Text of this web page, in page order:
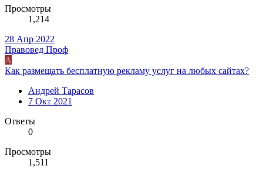
Просмотры
1,214
28 Апр 2022
Правовед Проф
A
Как размещать бесплатную рекламу услуг на любых сайтах?
Aндрей Тарасов
7 Окт 2021
Ответы
0
Просмотры
1,511